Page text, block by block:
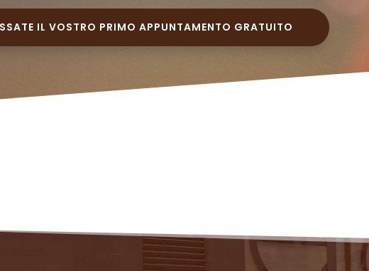
IL VOSTRO PRIMO APPUNTAMENTO GRATUITO